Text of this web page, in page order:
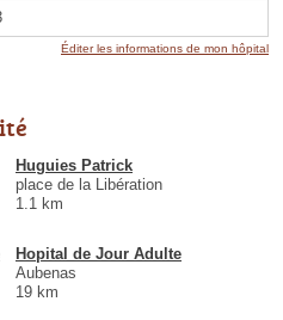
Éditer les informations de mon hôpital
Huguies Patrick
place de la Libération
1.1 km
Hopital de Jour Adulte
Aubenas
19 km